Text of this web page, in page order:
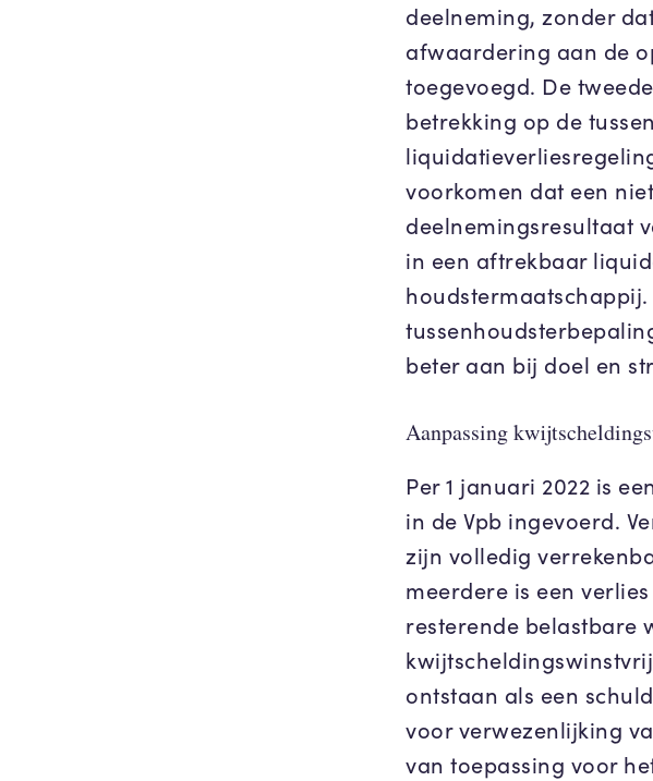
deelneming, zonder
afwaardering aan de
toegevoegd. De
betrekking op de
voorkomen dat een
deelnemingsresultaat
in een aftrekbaar
beter aan bij doel en
Aanpassing
Per 1 januari 2022 is
in de Vpb ingevoerd.
zijn volledig
meerdere is een
resterende belastbare
ontstaan als een
voor verwezenlijking
van toepassing voor